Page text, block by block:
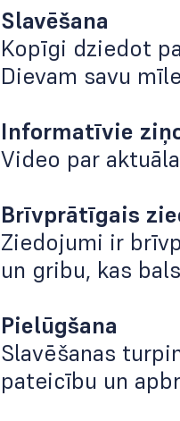
Slavēšana
Kopīgi dziedot
Dievam savu
Informatīvie
Video par
Brīvprātīgais
Ziedojumi ir
un gribu, kas
Pielūgšana
Slavēšanas
pateicību un